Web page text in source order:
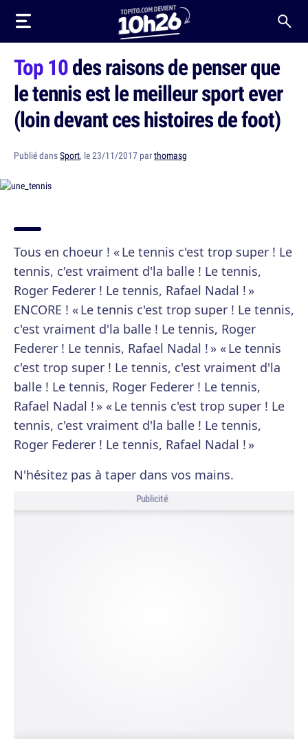
Top 10des raisons de penser que
le tennis est le meilleur sport ever
(loin devant ces histoires de foot)
Publié dansSport, le 23/11/2017 parthomasg
Tous en choeur ! « Le tennis c'est trop super ! Le
tennis, c'est vraiment d'la balle ! Le tennis,
Roger Federer ! Le tennis, Rafael Nadal ! »
ENCORE ! « Le tennis c'est trop super ! Le tennis,
c'est vraiment d'la balle ! Le tennis, Roger
Federer ! Le tennis, Rafael Nadal ! » « Le tennis
c'est trop super ! Le tennis, c'est vraiment d'la
balle ! Le tennis, Roger Federer ! Le tennis,
Rafael Nadal ! » « Le tennis c'est trop super ! Le
tennis, c'est vraiment d'la balle ! Le tennis,
Roger Federer ! Le tennis, Rafael Nadal ! »
N'hésitez pas à taper dans vos mains.
Publicité